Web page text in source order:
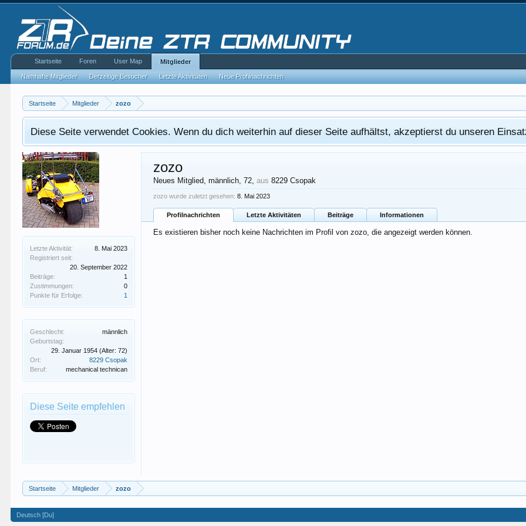
Startseite Mitglieder zozo
Diese Seite verwendet Cookies. Wenn du dich weiterhin auf dieser Seite aufhältst, akzeptierst du unseren
Letzte Aktivität:
8. Mai 2023
Registriert seit:
20. September 2022
Beiträge:
1
Zustimmungen:
0
Punkte für Erfolge:
1
Geschlecht:
männlich
Geburtstag:
29. Januar 1954 (Alter: 72)
Ort:
8229 Csopak
Beruf:
mechanical technican
Diese Seite empfehlen
zozo
Neues Mitglied, männlich, 72,aus 8229 Csopak
zozo wurde zuletzt gesehen: 8. Mai 2023
Profilnachrichten Letzte Aktivitäten Beiträge Informationen
Es existieren bisher noch keine Nachrichten im Profil von zozo, die angezeigt werden können.
Startseite Mitglieder zozo
Startseite Foren User Map Mitglieder
Namhafte Mitglieder Derzeitige Besucher Letzte Aktivitäten Neue Profilnachrichten
Deutsch [Du]